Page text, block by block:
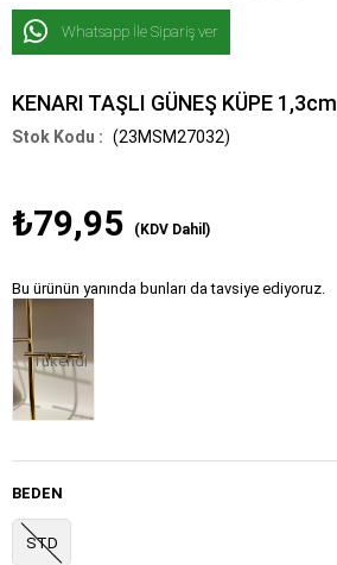
Whatsapp İle Sipariş ver
KENARI TAŞLI GÜNEŞ KÜPE 1,3cm
(23MSM27032)
₺79,95 (KDV Dahil)
Bu ürünün yanında bunları da tavsiye ediyoruz.
Tükendi
BEDEN
STD